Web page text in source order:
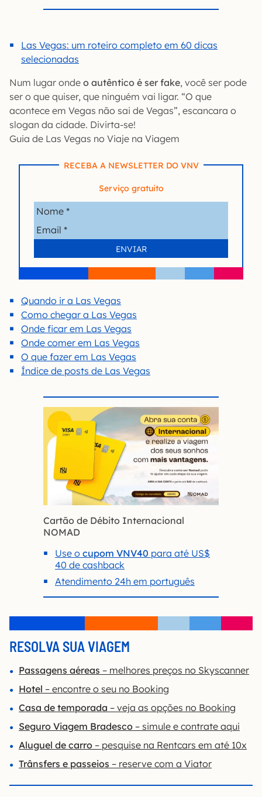
Las Vegas: um roteiro completo em 60 dicas
selecionadas
Num lugar onde o autêntico é ser fake, você ser pode
ser o que quiser, que ninguém vai ligar. “O que
acontece em Vegas não sai de Vegas”, escancara o
slogan da cidade. Divirta-se!
Guia de Las Vegas no Viaje na Viagem
RECEBA A NEWSLETTER DO VNV
Serviço gratuito
Quando ir a Las Vegas
Como chegar a Las Vegas
Onde ficar em Las Vegas
Onde comer em Las Vegas
O que fazer em Las Vegas
Índice de posts de Las Vegas
Cartão de Débito Internacional
NOMAD
Use o cupom VNV40 para até US$
40 de cashback
Atendimento 24h em português
RESOLVA SUA VIAGEM
Passagens aéreas – melhores preços no Skyscanner
Hotel – encontre o seu no Booking
Casa de temporada – veja as opções no Booking
Seguro Viagem Bradesco – simule e contrate aqui
Aluguel de carro – pesquise na Rentcars em até 10x
Trânsfers e passeios – reserve com a Viator